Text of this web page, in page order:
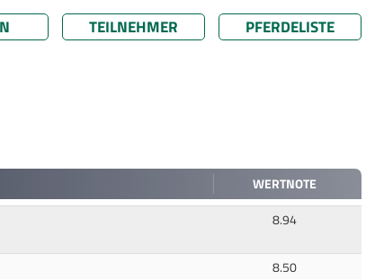
TEILNEHMER PFERDELISTE
WERTNOTE
8.94
8.50